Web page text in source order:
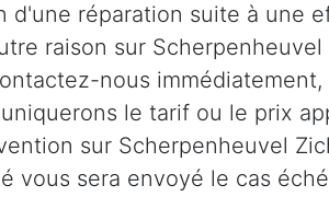
d'une réparation suite à une
raison sur
nous immédiatement,
le tarif ou le prix
sur Scherpenheuvel
vous sera envoyé le cas